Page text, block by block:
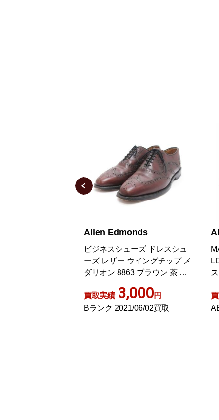
Allen Edmonds
ビジネスシューズ ドレスシュ
ーズ レザー ウイングチップ メ
ダリオン 8863 ブラウン 茶 8
買取実績 3,000円
Bランク 2021/06/02買取